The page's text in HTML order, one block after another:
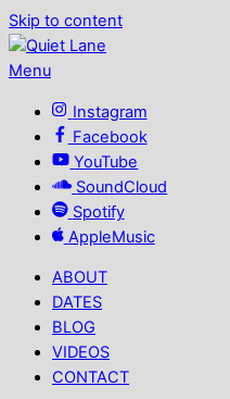
Skip to content
Menu
Instagram
Facebook
YouTube
SoundCloud
Spotify
AppleMusic
ABOUT
DATES
BLOG
VIDEOS
CONTACT